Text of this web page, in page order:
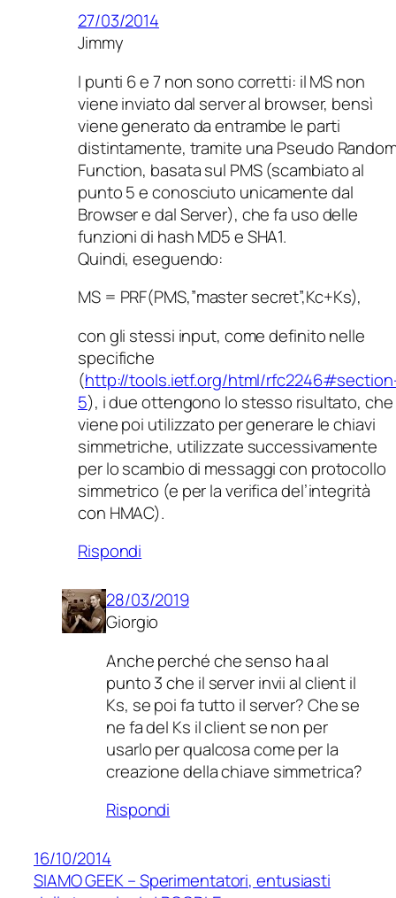
27/03/2014
Jimmy
I punti 6 e 7 non sono corretti: il MS non
viene inviato dal server al browser, bensì
viene generato da entrambe le parti
distintamente, tramite una Pseudo
Function, basata sul PMS (scambiato al
punto 5 e conosciuto unicamente dal
Browser e dal Server), che fa uso delle
funzioni di hash MD5 e SHA1.
Quindi, eseguendo:
MS = PRF(PMS,”master secret”,Kc+Ks),
con gli stessi input, come definito nelle
specifiche
(http://tools.ietf.org/html/
5), i due ottengono lo stesso risultato, che
viene poi utilizzato per generare le chiavi
simmetriche, utilizzate successivamente
per lo scambio di messaggi con protocollo
simmetrico (e per la verifica del’integrità
con HMAC).
Rispondi
28/03/2019
Giorgio
Anche perché che senso ha al
punto 3 che il server invii al client il
Ks, se poi fa tutto il server? Che se
ne fa del Ks il client se non per
usarlo per qualcosa come per la
creazione della chiave simmetrica?
Rispondi
16/10/2014
SIAMO GEEK – Sperimentatori, entusiasti